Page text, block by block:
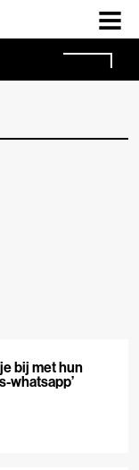
bij met hun
whatsapp’